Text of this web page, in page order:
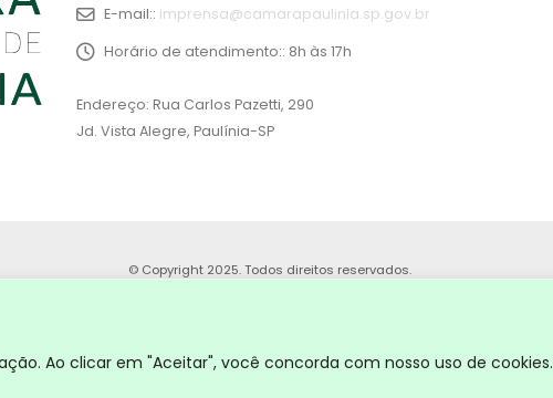
Ao clicar em "Aceitar", você concorda com nosso uso de cookies.
E-mail:: imprensa@camarapaulinia.sp.gov.br
Horário de atendimento:: 8h às 17h
Endereço: Rua Carlos Pazetti, 290
Jd. Vista Alegre, Paulínia-SP
© Copyright 2025. Todos direitos reservados.